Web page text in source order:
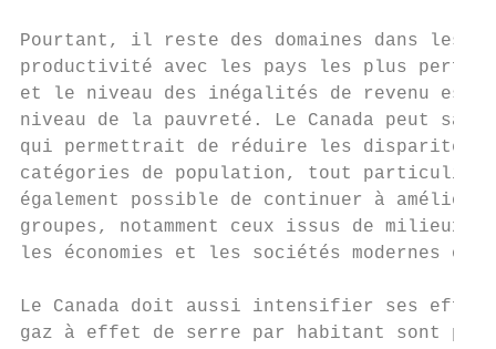
Pourtant, il reste des domaines dans
productivité avec les pays les plus
et le niveau des inégalités de revenu est
niveau de la pauvreté. Le Canada peut
qui permettrait de réduire les
catégories de population, tout
également possible de continuer à
groupes, notamment ceux issus de milieux
les économies et les sociétés modernes ont
Le Canada doit aussi intensifier ses
gaz à effet de serre par habitant sont